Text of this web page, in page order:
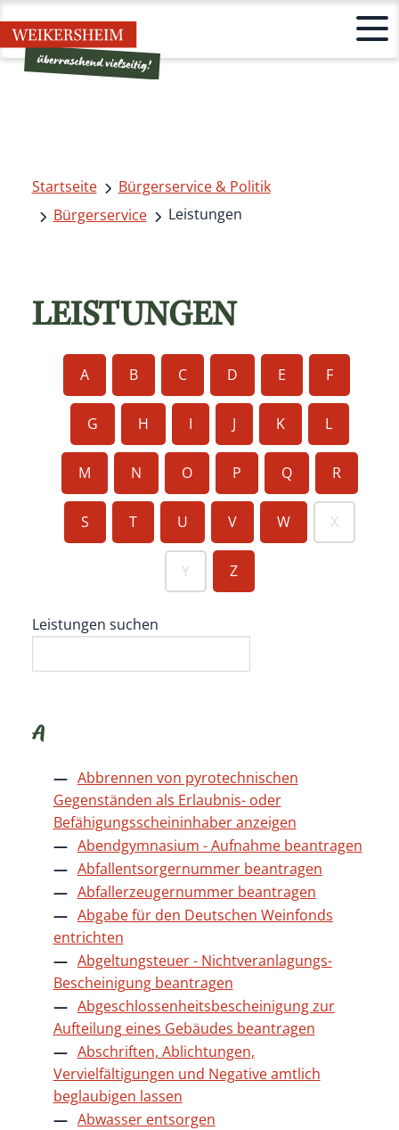
Startseite
Bürgerservice & Politik
Bürgerservice
Leistungen
LEISTUNGEN
A B C D E F
G H I J K L
M N O P Q R
S T U V W X
Y Z
Leistungen suchen
A
Abbrennen von pyrotechnischen
Gegenständen als Erlaubnis- oder
Befähigungsscheininhaber anzeigen
Abendgymnasium - Aufnahme beantragen
Abfallentsorgernummer beantragen
Abfallerzeugernummer beantragen
Abgabe für den Deutschen Weinfonds
entrichten
Abgeltungsteuer - Nichtveranlagungs-
Bescheinigung beantragen
Abgeschlossenheitsbescheinigung zur
Aufteilung eines Gebäudes beantragen
Abschriften, Ablichtungen,
Vervielfältigungen und Negative amtlich
beglaubigen lassen
Abwasser entsorgen